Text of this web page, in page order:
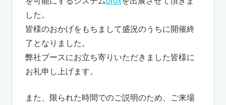
した。
皆様のおかげをもちまして盛況のうちに開催終
了となりました。
弊社ブースにお立ち寄りいただきました皆様に
お礼申し上げます。
また、限られた時間でのご説明のため、ご来場